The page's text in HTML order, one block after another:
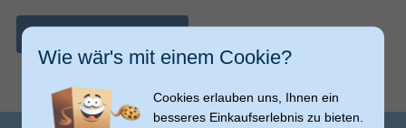
Wie wär's mit einem Cookie?
Cookies erlauben uns, Ihnen ein
besseres Einkaufserlebnis zu bieten.